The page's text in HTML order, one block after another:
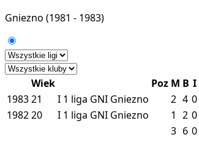
Gniezno (1981 - 1983)
Wiek Poz M B I
198321 I 1 liga GNI Gniezno 2 4 0
198220 I 1 liga GNI Gniezno 1 2 0
3 6 0